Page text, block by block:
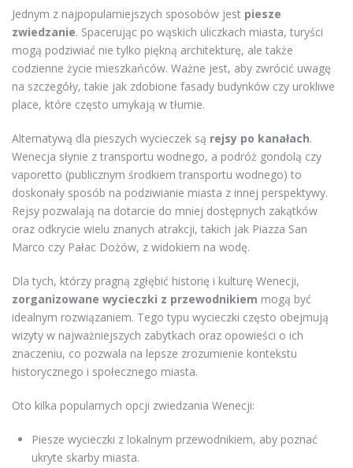
Jednym z najpopularniejszych sposobów jest piesze
zwiedzanie. Spacerując po wąskich uliczkach miasta, turyści
mogą podziwiać nie tylko piękną architekturę, ale także
codzienne życie mieszkańców. Ważne jest, aby zwrócić uwagę
na szczegóły, takie jak zdobione fasady budynków czy urokliwe
place, które często umykają w tłumie.
Alternatywą dla pieszych wycieczek są rejsy po kanałach.
Wenecja słynie z transportu wodnego, a podróż gondolą czy
vaporetto (publicznym środkiem transportu wodnego) to
doskonały sposób na podziwianie miasta z innej perspektywy.
Rejsy pozwalają na dotarcie do mniej dostępnych zakątków
oraz odkrycie wielu znanych atrakcji, takich jak Piazza San
Marco czy Pałac Dożów, z widokiem na wodę.
Dla tych, którzy pragną zgłębić historię i kulturę Wenecji,
zorganizowane wycieczki z przewodnikiem mogą być
idealnym rozwiązaniem. Tego typu wycieczki często obejmują
wizyty w najważniejszych zabytkach oraz opowieści o ich
znaczeniu, co pozwala na lepsze zrozumienie kontekstu
historycznego i społecznego miasta.
Oto kilka popularnych opcji zwiedzania Wenecji:
Piesze wycieczki z lokalnym przewodnikiem, aby poznać
ukryte skarby miasta.